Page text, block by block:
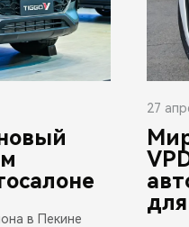
в Пекине
27